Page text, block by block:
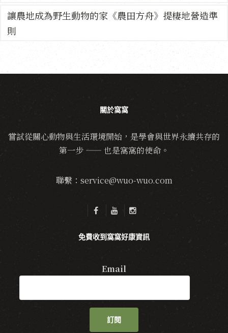
讓農地成為野生動物的家《農田方舟》提棲地營造準
則
關於窩窩
嘗試從關心動物與生活環境開始，是學會與世界永續共存的
第一步 —— 也是窩窩的使命。
聯繫：service@wuo-wuo.com
免費收到窩窩好康資訊
Email
訂閱